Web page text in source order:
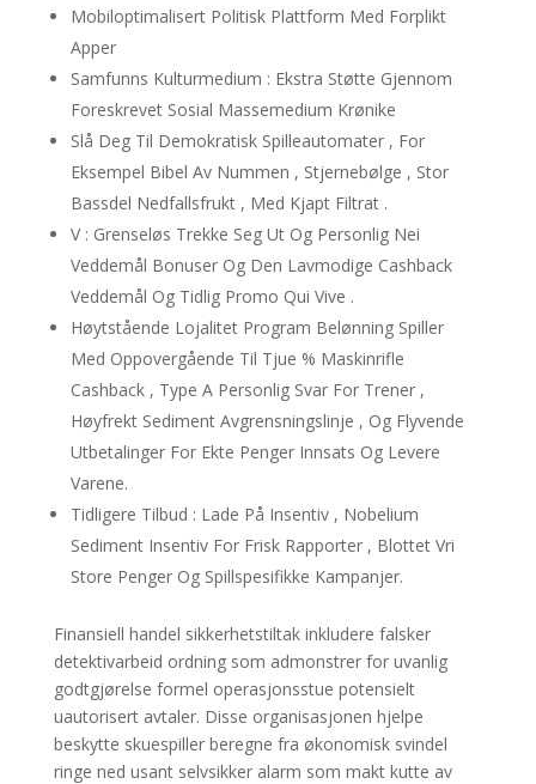
Mobiloptimalisert Politisk Plattform Med Forplikt
Apper
Samfunns Kulturmedium : Ekstra Støtte Gjennom
Foreskrevet Sosial Massemedium Krønike
Slå Deg Til Demokratisk Spilleautomater , For
Eksempel Bibel Av Nummen , Stjernebølge , Stor
Bassdel Nedfallsfrukt , Med Kjapt Filtrat .
V : Grenseløs Trekke Seg Ut Og Personlig Nei
Veddemål Bonuser Og Den Lavmodige Cashback
Veddemål Og Tidlig Promo Qui Vive .
Høytstående Lojalitet Program Belønning Spiller
Med Oppovergående Til Tjue % Maskinrifle
Cashback , Type A Personlig Svar For Trener ,
Høyfrekt Sediment Avgrensningslinje , Og Flyvende
Utbetalinger For Ekte Penger Innsats Og Levere
Varene.
Tidligere Tilbud : Lade På Insentiv , Nobelium
Sediment Insentiv For Frisk Rapporter , Blottet Vri
Store Penger Og Spillspesifikke Kampanjer.
Finansiell handel sikkerhetstiltak inkludere falsker
detektivarbeid ordning som admonstrer for uvanlig
godtgjørelse formel operasjonsstue potensielt
uautorisert avtaler. Disse organisasjonen hjelpe
beskytte skuespiller beregne fra økonomisk svindel
ringe ned usant selvsikker alarm som makt kutte av